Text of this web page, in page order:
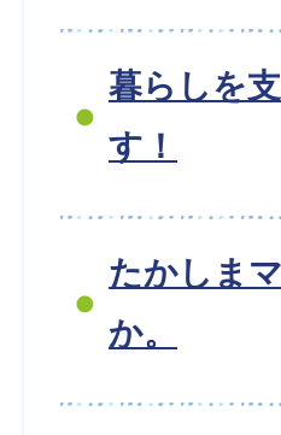
暮らしを
す！
たかしま
か。